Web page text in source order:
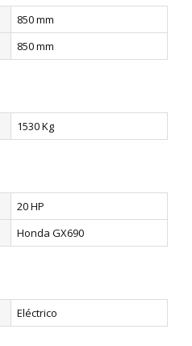
850 mm
850 mm
1530 Kg
20 HP
Honda GX690
Eléctrico